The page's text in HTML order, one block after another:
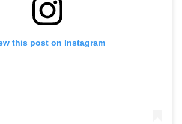
this post on Instagram